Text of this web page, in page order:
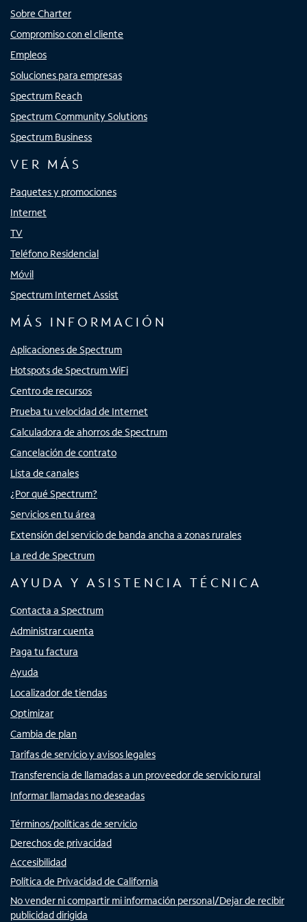
Sobre Charter
Compromiso con el cliente
Empleos
Soluciones para empresas
Spectrum Reach
Spectrum Community Solutions
Spectrum Business
VER MÁS
Paquetes y promociones
Internet
TV
Teléfono Residencial
Móvil
Spectrum Internet Assist
MÁS INFORMACIÓN
Aplicaciones de Spectrum
Hotspots de Spectrum WiFi
Centro de recursos
Prueba tu velocidad de Internet
Calculadora de ahorros de Spectrum
Cancelación de contrato
Lista de canales
¿Por qué Spectrum?
Servicios en tu área
Extensión del servicio de banda ancha a zonas rurales
La red de Spectrum
AYUDA Y ASISTENCIA TÉCNICA
Contacta a Spectrum
Administrar cuenta
Paga tu factura
Ayuda
Localizador de tiendas
Optimizar
Cambia de plan
Tarifas de servicio y avisos legales
Transferencia de llamadas a un proveedor de servicio rural
Informar llamadas no deseadas
Términos/políticas de servicio
Derechos de privacidad
Accesibilidad
Política de Privacidad de California
No vender ni compartir mi información personal/Dejar de recibir
publicidad dirigida